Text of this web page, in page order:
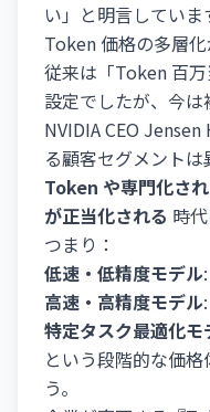
い」と明言していま
Token 価格の多層
従来は「Token 百
設定でしたが、今は
NVIDIA CEO
る顧客セグメントは
Token や専門化さ
が正当化される 時
つまり：
低速・低精度モデル
高速・高精度モデル
特定タスク最適化モ
という段階的な価
う。